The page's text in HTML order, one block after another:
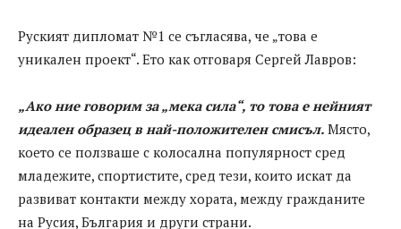
Руският дипломат №1 се съгласява, че „това е
уникален проект“. Ето как отговаря Сергей Лавров:
„Ако ние говорим за „мека сила“, то това е нейният
идеален образец в най-положителен смисъл. Място,
което се ползваше с колосална популярност сред
младежите, спортистите, сред тези, които искат да
развиват контакти между хората, между гражданите
на Русия, България и други страни.